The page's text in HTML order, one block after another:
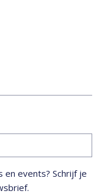
en events? Schrijf je